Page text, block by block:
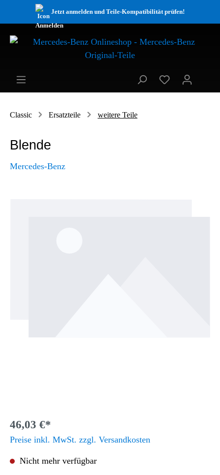
Jetzt anmelden und Teile-Kompatibilität prüfen!
Classic Ersatzteile weitere Teile
Blende
Mercedes-Benz
46,03 €*
Preise inkl. MwSt. zzgl. Versandkosten
Nicht mehr verfügbar